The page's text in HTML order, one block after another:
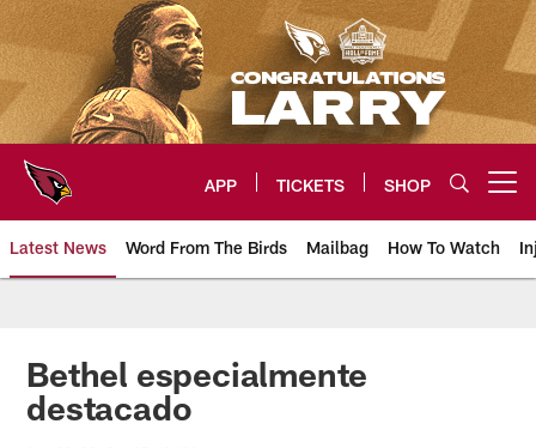
Skip
to
main
content
APP TICKETS SHOP
Latest News Word From The Birds Mailbag How To Watch
Arizona Cardinals Home: The
Bethel especialmente
destacado